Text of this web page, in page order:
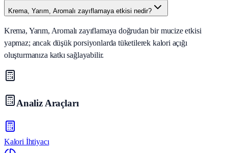
Krema, Yarım, Aromalı zayıflamaya etkisi nedir?
Krema, Yarım, Aromalı zayıflamaya doğrudan bir mucize etkisi
yapmaz; ancak düşük porsiyonlarda tüketilerek kalori açığı
oluşturmanıza katkı sağlayabilir.
Analiz Araçları
Kalori İhtiyacı